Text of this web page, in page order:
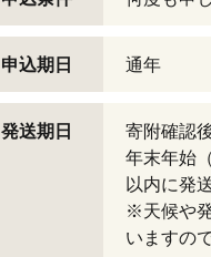
申込期日 通年
発送期日
寄附確認
年末年始
以内に発
※天候や
いますの